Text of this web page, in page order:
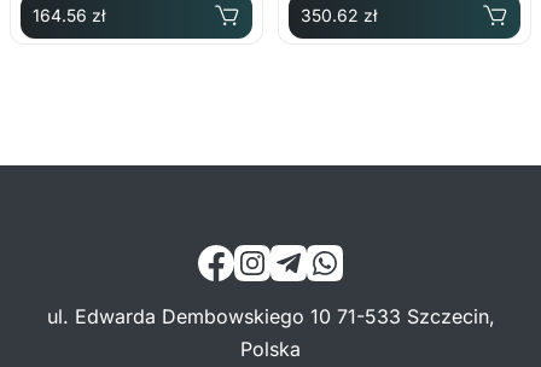
164.56 zł
350.62 zł
ul. Edwarda Dembowskiego 10 71-533 Szczecin,
Polska